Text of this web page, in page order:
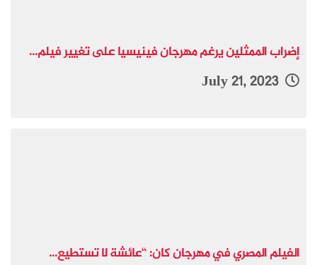
إضراب الممثلين يرغم مهرجان فينيسيا على تغيير فيلم...
July 21, 2023
الفيلم المصري في مهرجان كان: “عائشة لا تستطيع...